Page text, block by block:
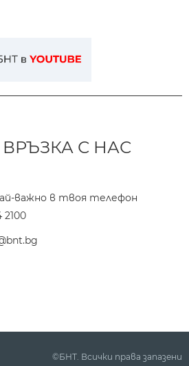
ВРЪЗКА С НАС
важно в твоя телефон
2100
©БНТ. Всички права запазени